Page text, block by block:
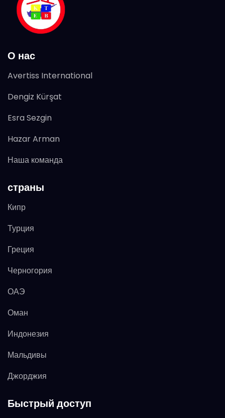
О нас
Avertiss International
Dengiz Kürşat
Esra Sezgin
Hazar Arman
Наша команда
страны
Кипр
Турция
Греция
Черногория
ОАЭ
Оман
Индонезия
Мальдивы
Джорджия
Быстрый доступ